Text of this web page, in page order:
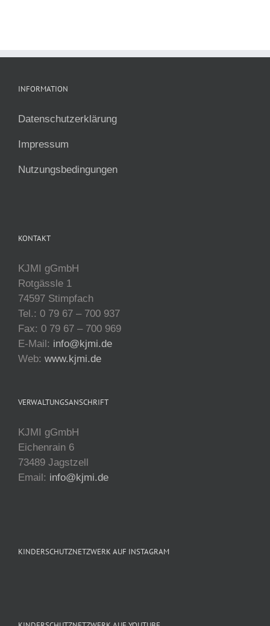
INFORMATION
Datenschutzerklärung
Impressum
Nutzungsbedingungen
KONTAKT
KJMI gGmbH
Rotgässle 1
74597 Stimpfach
Tel.: 0 79 67 – 700 937
Fax: 0 79 67 – 700 969
E-Mail: info@kjmi.de
Web: www.kjmi.de
VERWALTUNGSANSCHRIFT
KJMI gGmbH
Eichenrain 6
73489 Jagstzell
Email: info@kjmi.de
KINDERSCHUTZNETZWERK AUF INSTAGRAM